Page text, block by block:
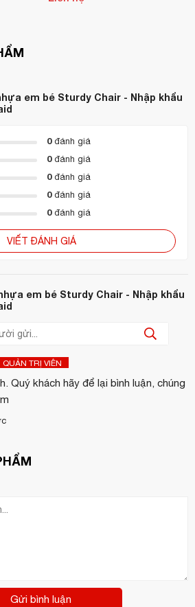
em bé Sturdy Chair - Nhập khẩu
0đánh giá
0đánh giá
0đánh giá
0đánh giá
0đánh giá
VIẾT ĐÁNH GIÁ
em bé Sturdy Chair - Nhập khẩu
QUẢN TRỊ VIÊN
Quý khách hãy để lại bình luận, chúng
Gửi bình luận